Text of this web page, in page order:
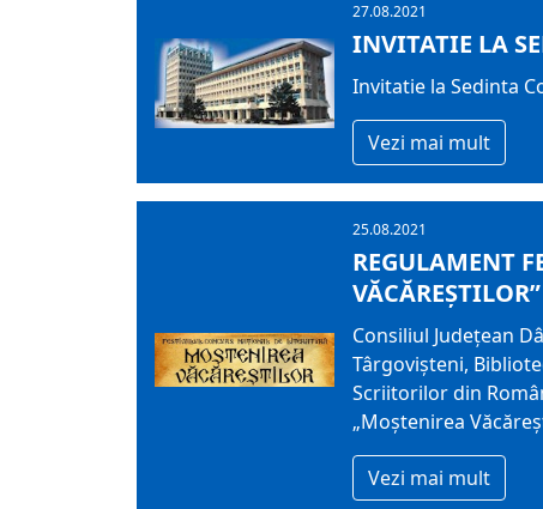
27.08.2021
INVITATIE LA
Invitatie la Sedinta
Vezi mai mult
25.08.2021
REGULAMENT
Consiliul Judeţean
Târgovişteni,
Scriitorilor din
„Moştenirea
Vezi mai mult